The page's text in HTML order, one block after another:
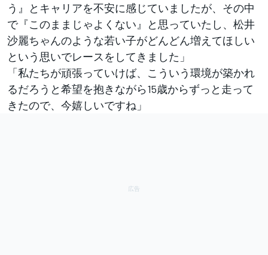
う』とキャリアを不安に感じていましたが、その中
で『このままじゃよくない』と思っていたし、松井
沙麗ちゃんのような若い子がどんどん増えてほしい
という思いでレースをしてきました」
「私たちが頑張っていけば、こういう環境が築かれ
るだろうと希望を抱きながら15歳からずっと走って
きたので、今嬉しいですね」